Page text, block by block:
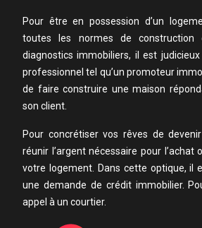
Pour être en possession d’un
toutes les normes de
diagnostics immobiliers, il est
professionnel tel qu’un promoteur
de faire construire une maison
son client.
Pour concrétiser vos rêves de
réunir l’argent nécessaire pour l’achat
votre logement. Dans cette optique, il
une demande de crédit immobilier.
appel à un courtier.